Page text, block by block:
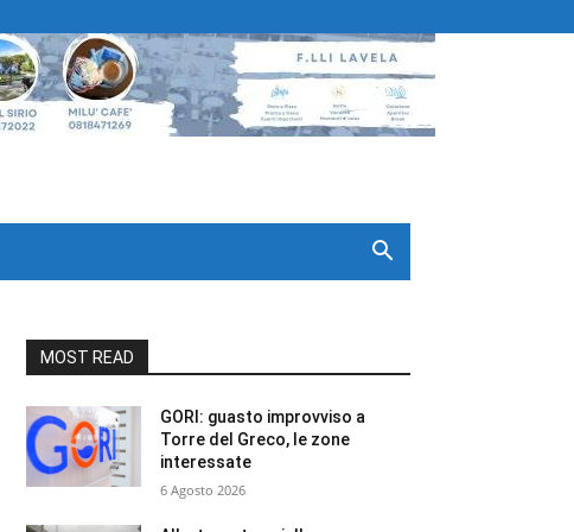
MOST READ
GORI: guasto improvviso a
Torre del Greco, le zone
interessate
6 Agosto 2026